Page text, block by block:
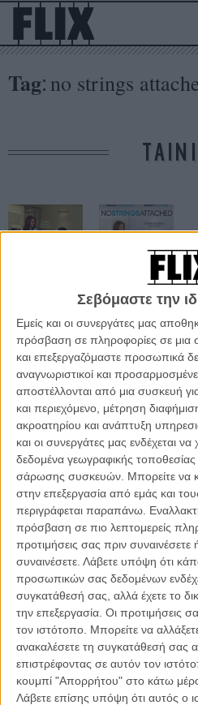
Σεβόμαστε την
Εμείς και οι συνεργάτες μας
πρόσβαση σε πληροφορίες σε μια
και επεξεργαζόμαστε προσωπικά
αναγνωριστικοί και
αποστέλλονται από μια συσκευή για
και περιεχόμενο, μέτρηση
ακροατηρίου και ανάπτυξη
και οι συνεργάτες μας ενδέχεται
δεδομένα γεωγραφικής
σάρωσης συσκευών. Μπορείτε να
στην επεξεργασία από εμάς και
περιγράφεται παραπάνω.
πρόσβαση σε πιο λεπτομερείς
προτιμήσεις σας πριν συναινέσετε
συναινέσετε. Λάβετε υπόψη ότι
προσωπικών σας δεδομένων
συγκατάθεσή σας, αλλά έχετε το
την επεξεργασία. Οι προτιμήσεις
τον ιστότοπο. Μπορείτε να
ανακαλέσετε τη συγκατάθεσή σας
επιστρέφοντας σε αυτόν τον
κουμπί "Απορρήτου" στο κάτω
Λάβετε επίσης υπόψη ότι αυτός ο
Tag: no strings
Μόνο το Σεξ Δε
Φτάνει
Μόνο το Σεξ Δε
Φτάνει
Best of 2011: Τα 10 πράγματα
από τις φετινές ταινίες
ΘΕΜΑΤΑ /06 ΔΕΚ 2011/ Λήδα Γαλανού
Best of 2011: Δέκα και να
ΘΕΜΑΤΑ /21 ΔΕΚ 2011/ Λήδα Γαλανού
Μόνο το Σεξ δε Φτάνει trailer
MULTIMEDIA 28 ΙΟΥΝ 2011 Flix Team